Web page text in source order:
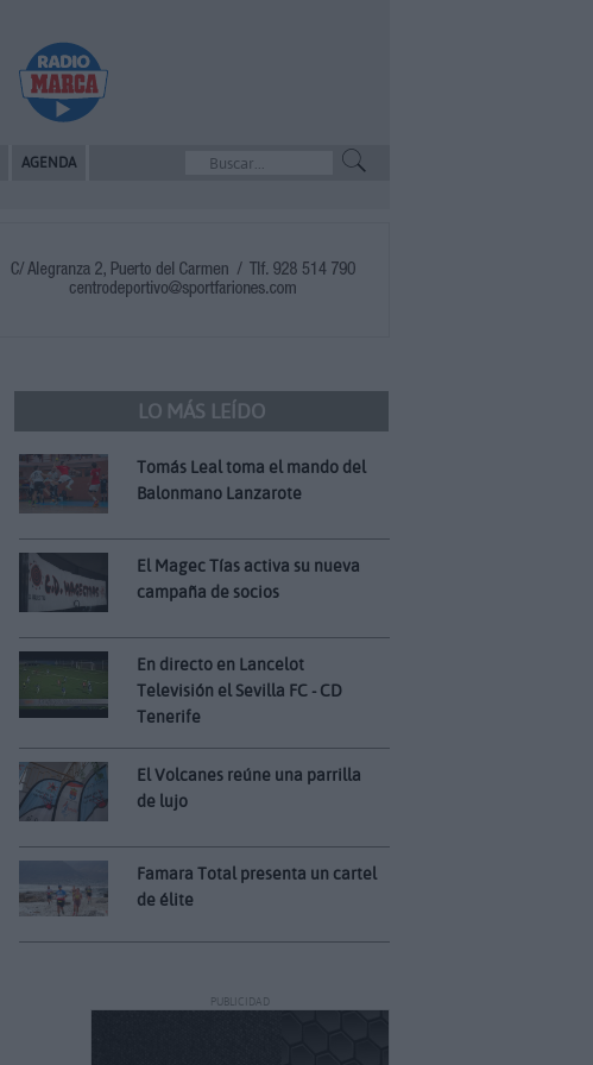
AGENDA
LO MÁS LEÍDO
Tomás Leal toma el mando del
Balonmano Lanzarote
El Magec Tías activa su nueva
campaña de socios
En directo en Lancelot
Televisión el Sevilla FC - CD
Tenerife
El Volcanes reúne una parrilla
de lujo
Famara Total presenta un cartel
de élite
PUBLICIDAD